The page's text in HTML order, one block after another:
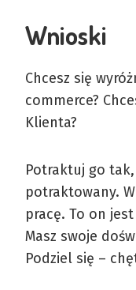
Wnioski
Chcesz się
commerce?
Klienta?
Potraktuj go
potraktowany.
pracę. To on
Masz swoje
Podziel się –